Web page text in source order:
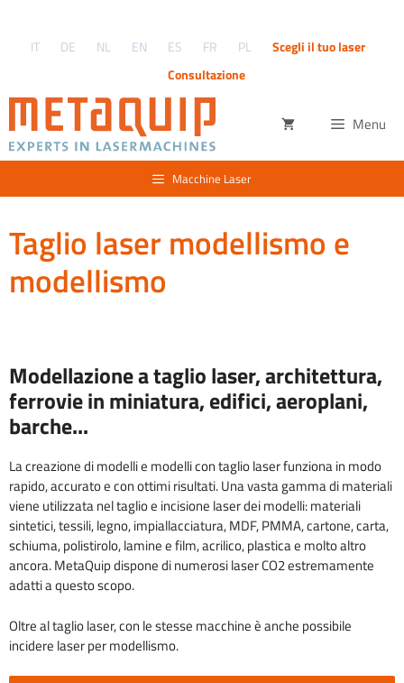
contenuto
IT DE NL EN ES FR PL
Scegli il tuo laser
Consultazione
Menu
Macchine Laser
Taglio laser modellismo e
modellismo
Modellazione a taglio laser, architettura,
ferrovie in miniatura, edifici, aeroplani,
barche...
La creazione di modelli e modelli con taglio laser funziona in modo
rapido, accurato e con ottimi risultati. Una vasta gamma di materiali
viene utilizzata nel taglio e incisione laser dei modelli: materiali
sintetici, tessili, legno, impiallacciatura, MDF, PMMA, cartone, carta,
schiuma, polistirolo, lamine e film, acrilico, plastica e molto altro
ancora. MetaQuip dispone di numerosi laser CO2 estremamente
adatti a questo scopo.
Oltre al taglio laser, con le stesse macchine è anche possibile
incidere laser per modellismo.